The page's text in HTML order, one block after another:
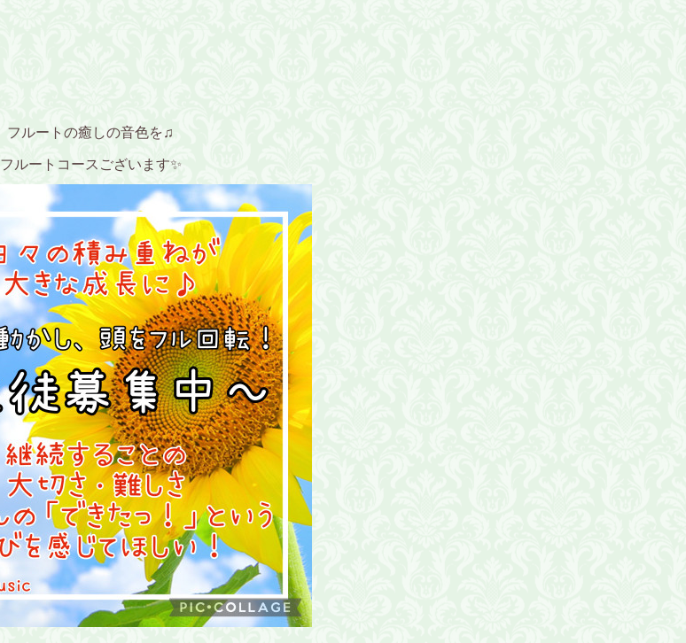
フルートの癒しの音色を♫
フルートコースございます✨